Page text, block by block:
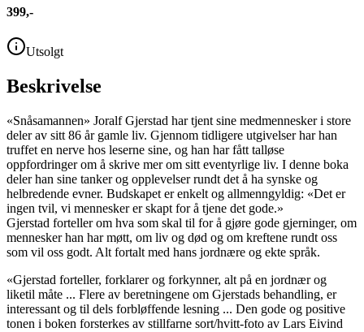
399,-
Utsolgt
Beskrivelse
«Snåsamannen» Joralf Gjerstad har tjent sine medmennesker i store
deler av sitt 86 år gamle liv. Gjennom tidligere utgivelser har han
truffet en nerve hos leserne sine, og han har fått talløse
oppfordringer om å skrive mer om sitt eventyrlige liv. I denne boka
deler han sine tanker og opplevelser rundt det å ha synske og
helbredende evner. Budskapet er enkelt og allmenngyldig: «Det er
ingen tvil, vi mennesker er skapt for å tjene det gode.»
Gjerstad forteller om hva som skal til for å gjøre gode gjerninger, om
mennesker han har møtt, om liv og død og om kreftene rundt oss
som vil oss godt. Alt fortalt med hans jordnære og ekte språk.
«Gjerstad forteller, forklarer og forkynner, alt på en jordnær og
liketil måte ... Flere av beretningene om Gjerstads behandling, er
interessant og til dels forbløffende lesning ... Den gode og positive
tonen i boken forsterkes av stillfarne sort/hvitt-foto av Lars Eivind